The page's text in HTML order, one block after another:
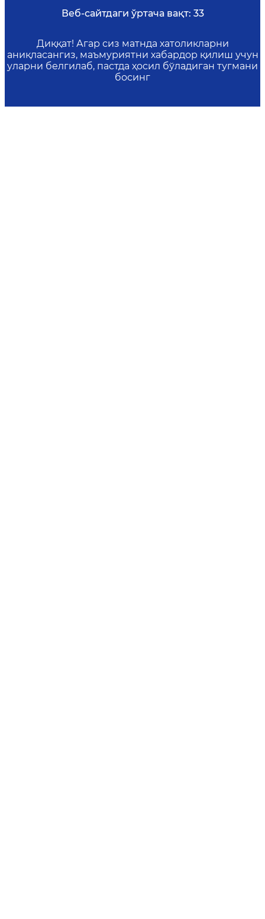
Веб-сайтдаги ўртача вақт: 33
Диққат! Агар сиз матнда хатоликларни
аниқласангиз, маъмуриятни хабардор қилиш учун
уларни белгилаб, пастда ҳосил бўладиган тугмани
босинг